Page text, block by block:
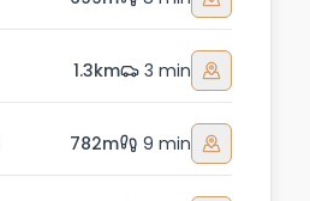
1.3km 3 min
782m 9 min